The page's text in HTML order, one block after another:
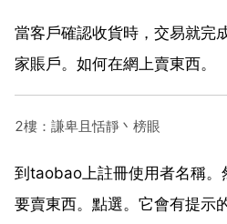
當客戶確認收貨時，交易就完
家賬戶。如何在網上賣東西。
2樓：謙卑且恬靜丶榜眼
到taobao上註冊使用者名稱
要賣東西。點選。它會有提示